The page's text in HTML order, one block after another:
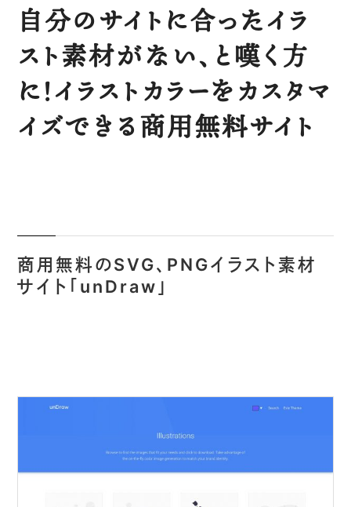
自分のサイトに合ったイラ
スト素材がない、と嘆く方
に！イラストカラーをカスタマ
イズできる商用無料サイト
商用無料のSVG、PNGイラスト素材
サイト「unDraw」